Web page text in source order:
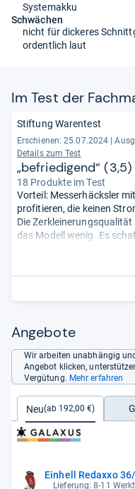
Systemakku
Schwächen
nicht für dickeres
ordentlich laut
Im Test der
Stiftung Warentest
Erschienen: 25.07.2024
Details zum Test
„befriedigend“ (3,5)
18 Produkte im Test
Vorteil: Messerhäcksler
profitieren, die keinen
Die
das Modell wenig. Es
durchschnittlich bewertet.
Angebote
Wir arbeiten unabhängig
Angebot klicken,
Vergütung. Mehr erfahren
Neu(ab 192,00 €)
Einhell Redaxxo
Lieferung: 8-11